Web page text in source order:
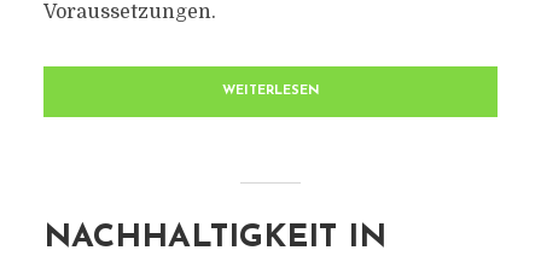
Voraussetzungen.
WEITERLESEN
NACHHALTIGKEIT IN